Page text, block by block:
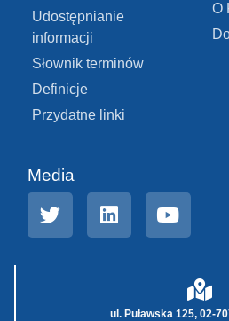
Udostępnianie
informacji
Słownik terminów
Definicje
Przydatne linki
O
Media
ul. Puławska 125, 02-